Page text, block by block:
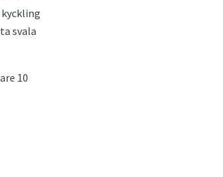
svala
10